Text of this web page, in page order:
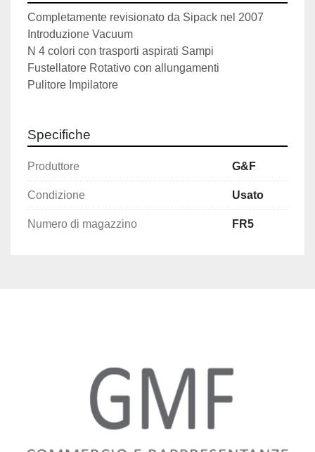
Completamente revisionato da Sipack nel 2007
Introduzione Vacuum
N 4 colori con trasporti aspirati Sampi
Fustellatore Rotativo con allungamenti
Pulitore Impilatore
Specifiche
Produttore G&F
Condizione Usato
Numero di magazzino FR5